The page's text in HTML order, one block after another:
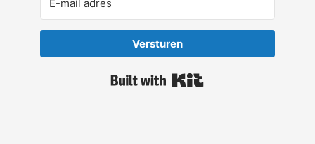
Versturen